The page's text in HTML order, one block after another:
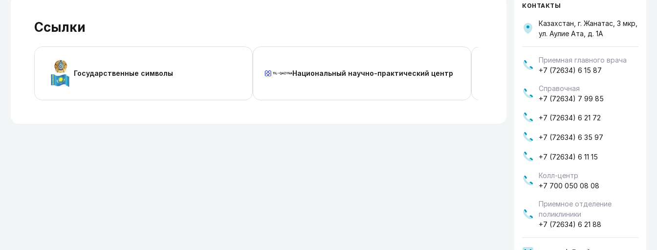
Ссылки
Государственные символы Национальный научно-практический центр
Министерство здравоохранения
КОНТАКТЫ
Казахстан, г. Жанатас, 3 мкр,
ул. Аулие Ата, д. 1А
Приемная главного врача
+7 (72634) 6 15 87
Справочная
+7 (72634) 7 99 85
+7 (72634) 6 21 72
+7 (72634) 6 35 97
+7 (72634) 6 11 15
Колл-центр
+7 700 050 08 08
Приемное отделение
поликлиники
+7 (72634) 6 21 88